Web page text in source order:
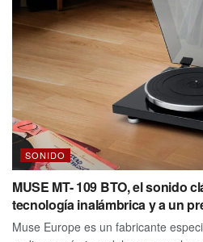
SONIDO
MUSE MT- 109 BTO, el sonido
tecnología inalámbrica y a un
Muse Europe es un fabricante